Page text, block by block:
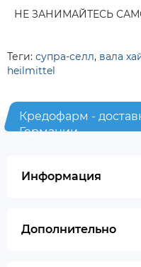
НЕ ЗАНИМАЙТЕСЬ
Теги: супра-селл, вала
heilmittel
Кредофарм -
Германии
Информация
Дополнительно